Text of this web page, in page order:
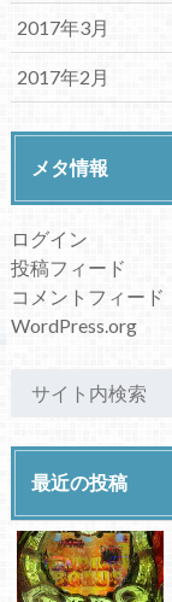
2017年3月
2017年2月
メタ情報
ログイン
投稿フィード
コメントフィード
WordPress.org
最近の投稿